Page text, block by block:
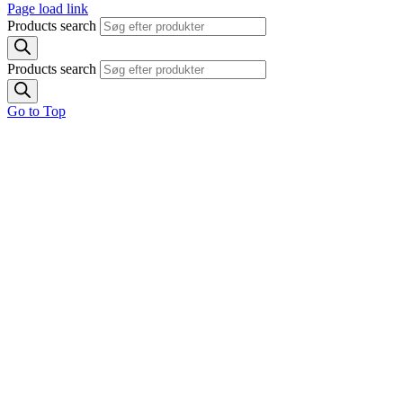
Page load link
Products search
Products search
Go to Top